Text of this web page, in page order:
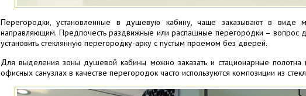
Перегородки, установленные в душевую кабину, чаще заказывают в виде
направляющим. Предпочесть раздвижные или распашные перегородки – вопрос
установить стеклянную перегородку-арку с пустым проемом без дверей.
Для выделения зоны душевой кабины можно заказать и стационарные
офисных санузлах в качестве перегородок часто используются композиции из